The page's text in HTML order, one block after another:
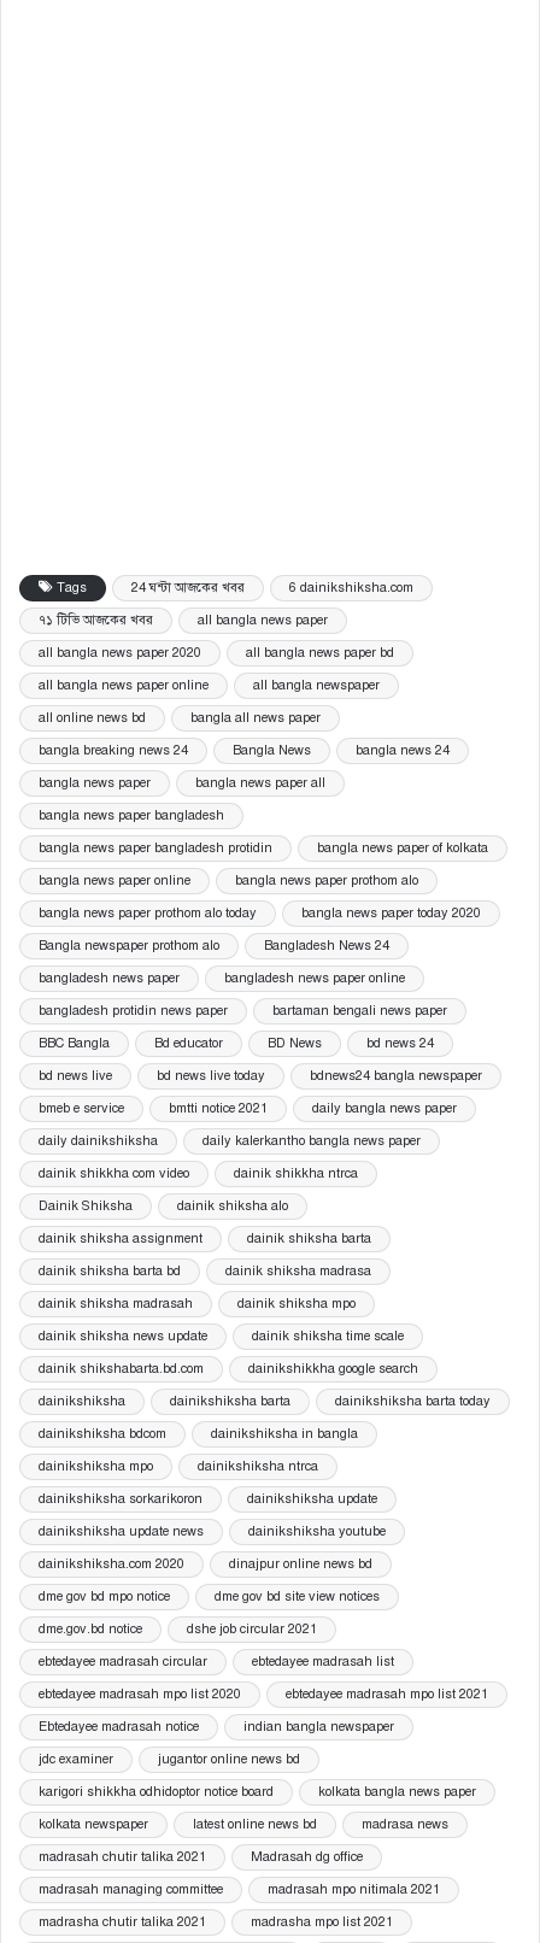
Tags 24 ঘন্টা আজকের খবর 6 dainikshiksha.com
৭১ টিভি আজকের খবর all bangla news paper
all bangla news paper 2020 all bangla news paper bd
all bangla news paper online all bangla newspaper
all online news bd bangla all news paper
bangla breaking news 24 Bangla News bangla news 24
bangla news paper bangla news paper all
bangla news paper bangladesh
bangla news paper bangladesh protidin bangla news paper of kolkata
bangla news paper online bangla news paper prothom alo
bangla news paper prothom alo today bangla news paper today 2020
Bangla newspaper prothom alo Bangladesh News 24
bangladesh news paper bangladesh news paper online
bangladesh protidin news paper bartaman bengali news paper
BBC Bangla Bd educator BD News bd news 24
bd news live bd news live today bdnews24 bangla newspaper
bmeb e service bmtti notice 2021 daily bangla news paper
daily dainikshiksha daily kalerkantho bangla news paper
dainik shikkha com video dainik shikkha ntrca
Dainik Shiksha dainik shiksha alo
dainik shiksha assignment dainik shiksha barta
dainik shiksha barta bd dainik shiksha madrasa
dainik shiksha madrasah dainik shiksha mpo
dainik shiksha news update dainik shiksha time scale
dainik shikshabarta.bd.com dainikshikkha google search
dainikshiksha dainikshiksha barta dainikshiksha barta today
dainikshiksha bdcom dainikshiksha in bangla
dainikshiksha mpo dainikshiksha ntrca
dainikshiksha sorkarikoron dainikshiksha update
dainikshiksha update news dainikshiksha youtube
dainikshiksha.com 2020 dinajpur online news bd
dme gov bd mpo notice dme gov bd site view notices
dme.gov.bd notice dshe job circular 2021
ebtedayee madrasah circular ebtedayee madrasah list
ebtedayee madrasah mpo list 2020 ebtedayee madrasah mpo list 2021
Ebtedayee madrasah notice indian bangla newspaper
jdc examiner jugantor online news bd
karigori shikkha odhidoptor notice board kolkata bangla news paper
kolkata newspaper latest online news bd madrasa news
madrasah chutir talika 2021 Madrasah dg office
madrasah managing committee madrasah mpo nitimala 2021
madrasha chutir talika 2021 madrasha mpo list 2021